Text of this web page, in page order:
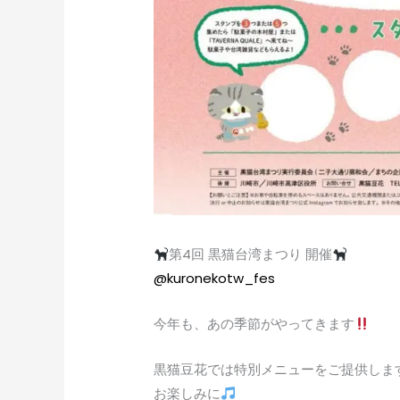
第4回 黒猫台湾まつり 開催
@kuronekotw_fes
今年も、あの季節がやってきます
黒猫豆花では特別メニューをご提供しま
お楽しみに